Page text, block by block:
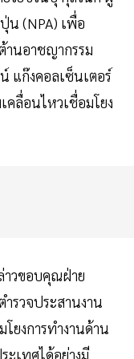
น (NPA) เพื่อ
านอาชญากรรม
แก๊งคอลเซ็นเตอร์
คลื่อนไหวเชื่อมโยง
าวขอบคุณฝ่าย
รวจประสานงาน
ยงการทำงานด้าน
ะเทศได้อย่างมี